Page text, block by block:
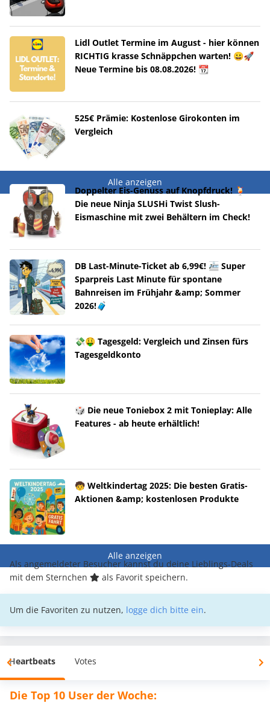
Lidl Outlet Termine im August - hier können
RICHTIG krasse Schnäppchen warten! 😀🚀
Neue Termine bis 08.08.2026! 📆
525€ Prämie: Kostenlose Girokonten im
Vergleich
Alle anzeigen
Doppelter Eis-Genuss auf Knopfdruck! 🍹
Die neue Ninja SLUSHi Twist Slush-
Eismaschine mit zwei Behältern im Check!
DB Last-Minute-Ticket ab 6,99€! 🚈 Super
Sparpreis Last Minute für spontane
Bahnreisen im Frühjahr &amp; Sommer
2026!🧳
💸🤑 Tagesgeld: Vergleich und Zinsen fürs
Tagesgeldkonto
🎲 Die neue Toniebox 2 mit Tonieplay: Alle
Features - ab heute erhältlich!
🧒 Weltkindertag 2025: Die besten Gratis-
Aktionen &amp; kostenlosen Produkte
Alle anzeigen
Als angemeldeter Besucher kannst du deine Lieblings-Deals
mit dem Sternchen
als Favorit speichern.
Um die Favoriten zu nutzen, logge dich bitte ein.
Heartbeats Votes
Die Top 10 User der Woche: